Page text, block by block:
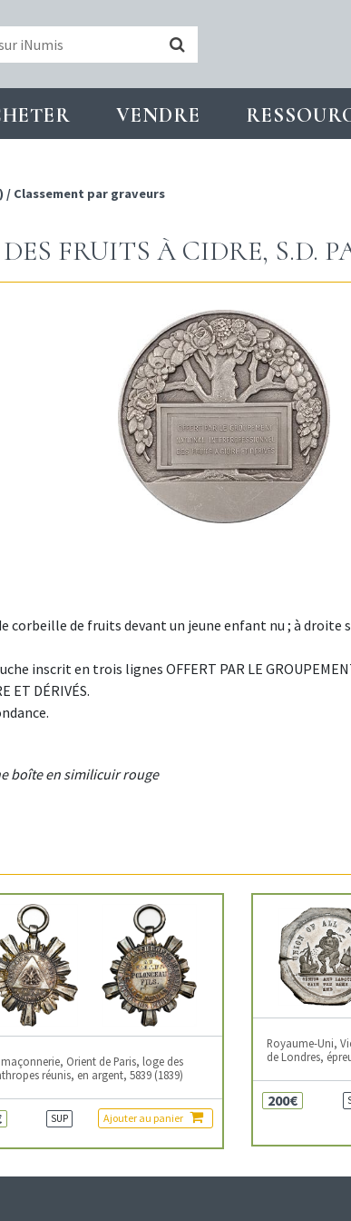
VENDRE
/ Classement par graveurs
FRUITS À CIDRE, S.D.
corbeille de fruits devant un jeune enfant nu ; à droite
inscrit en trois lignes OFFERT PAR LE
ET DÉRIVÉS.
boîte en similicuir rouge
Orient de Paris, loge des
réunis, en argent, 5839 (1839)
SUP Ajouter au panier
Royaume-Uni,
de Londres,
200€